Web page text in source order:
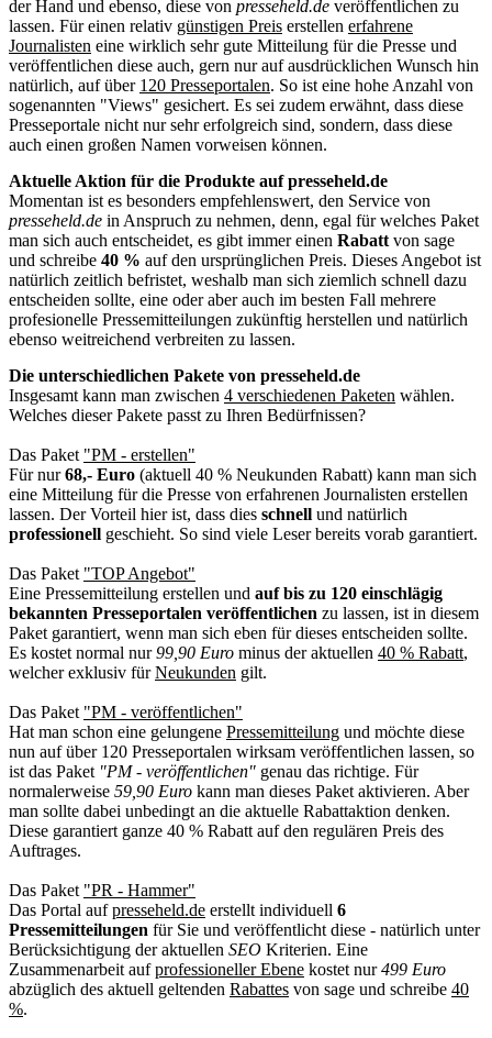
der Hand und ebenso, diese von presseheld.de veröffentlichen zu
lassen. Für einen relativ günstigen Preis erstellen erfahrene
Journalisten eine wirklich sehr gute Mitteilung für die Presse und
veröffentlichen diese auch, gern nur auf ausdrücklichen Wunsch hin
natürlich, auf über 120 Presseportalen. So ist eine hohe Anzahl von
sogenannten "Views" gesichert. Es sei zudem erwähnt, dass diese
Presseportale nicht nur sehr erfolgreich sind, sondern, dass diese
auch einen großen Namen vorweisen können.
Aktuelle Aktion für die Produkte auf presseheld.de
Momentan ist es besonders empfehlenswert, den Service von
presseheld.de in Anspruch zu nehmen, denn, egal für welches Paket
man sich auch entscheidet, es gibt immer einen Rabatt von sage
und schreibe 40 % auf den ursprünglichen Preis. Dieses Angebot ist
natürlich zeitlich befristet, weshalb man sich ziemlich schnell dazu
entscheiden sollte, eine oder aber auch im besten Fall mehrere
profesionelle Pressemitteilungen zukünftig herstellen und natürlich
ebenso weitreichend verbreiten zu lassen.
Die unterschiedlichen Pakete von presseheld.de
Insgesamt kann man zwischen 4 verschiedenen Paketen wählen.
Welches dieser Pakete passt zu Ihren Bedürfnissen?
Das Paket "PM - erstellen"
Für nur68,- Euro (aktuell 40 % Neukunden Rabatt) kann man sich
eine Mitteilung für die Presse von erfahrenen Journalisten erstellen
lassen. Der Vorteil hier ist, dass dies schnell und natürlich
professionell geschieht. So sind viele Leser bereits vorab garantiert.
Das Paket "TOP Angebot"
Eine Pressemitteilung erstellen und auf bis zu 120 einschlägig
bekannten Presseportalen veröffentlichen zu lassen, ist in diesem
Paket garantiert, wenn man sich eben für dieses entscheiden sollte.
Es kostet normal nur99,90 Euro minus der aktuellen 40 % Rabatt,
welcher exklusiv fürNeukunden gilt.
Das Paket "PM - veröffentlichen"
Hat man schon eine gelungene Pressemitteilung und möchte diese
nun auf über 120 Presseportalen wirksam veröffentlichen lassen, so
ist das Paket "PM - veröffentlichen" genau das richtige. Für
normalerweise 59,90 Euro kann man dieses Paket aktivieren. Aber
man sollte dabei unbedingt an die aktuelle Rabattaktion denken.
Diese garantiert ganze 40 % Rabatt auf den regulären Preis des
Auftrages.
Das Paket "PR - Hammer"
Das Portal aufpresseheld.de erstellt individuell 6
Pressemitteilungen für Sie und veröffentlicht diese - natürlich unter
Berücksichtigung der aktuellen SEO Kriterien. Eine
Zusammenarbeit aufprofessioneller Ebene kostet nur499 Euro
abzüglich des aktuell geltenden Rabattes von sage und schreibe 40
%.